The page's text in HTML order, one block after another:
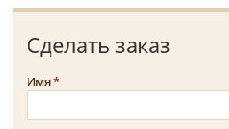
Сделать заказ
Имя